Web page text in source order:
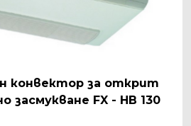
конвектор за открит
засмукване FX - HB 130